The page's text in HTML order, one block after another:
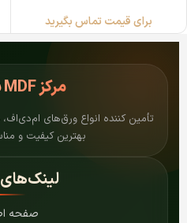
برای قیمت تماس بگیرید
مرکزMDF شمشاد
تأمین کننده انواع ورق‌های
بهترین کیفیت و
صفحه